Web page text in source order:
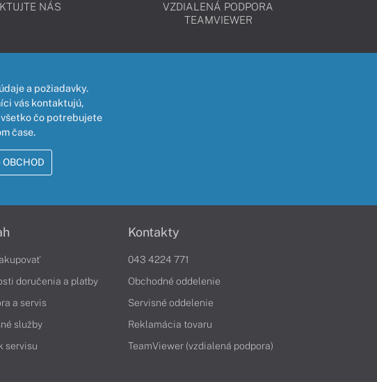
NÁS
VZDIALENÁ PODPORA
TEAMVIEWER
a požiadavky.
vás kontaktujú,
čo potrebujete
čase.
doručenia a platby
a servis
služby
servisu
Kontakty
043 4224 771
Obchodné oddelenie
Servisné oddelenie
Reklamácia tovaru
TeamViewer (vzdialená podpora)